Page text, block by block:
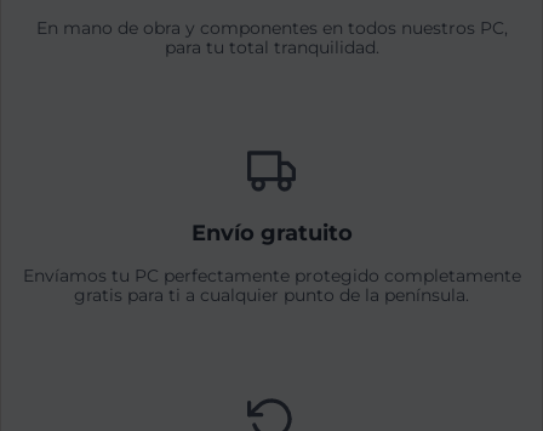
En mano de obra y componentes en todos nuestros PC,
para tu total tranquilidad.
Envío gratuito
Envíamos tu PC perfectamente protegido completamente
gratis para ti a cualquier punto de la península.